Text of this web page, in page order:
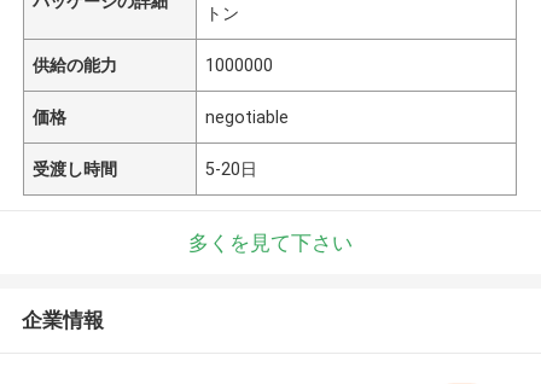
トン
供給の能力 1000000
価格 negotiable
受渡し時間 5-20日
多くを見て下さい
企業情報